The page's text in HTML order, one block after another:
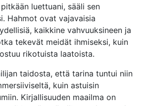
luettuani, sääli sen
Hahmot ovat vajavaisia
kaikkine vahvuuksineen ja
tekevät meidät ihmiseksi, kuin
rikotuista laatoista.
taidosta, että tarina tuntui niin
kuin astuisin
Kirjallisuuden maailma on